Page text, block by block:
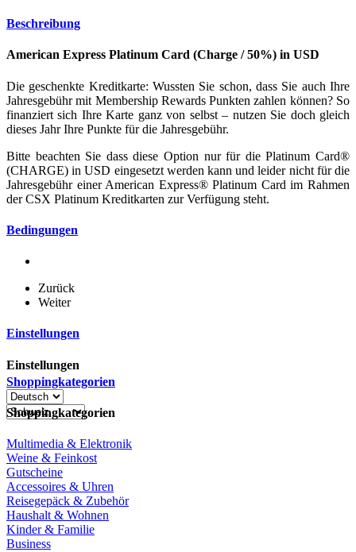
Beschreibung
American Express Platinum Card (Charge / 50%) in USD
Die geschenkte Kreditkarte: Wussten Sie schon, dass Sie auch Ihre
Jahresgebühr mit Membership Rewards Punkten zahlen können? So
finanziert sich Ihre Karte ganz von selbst – nutzen Sie doch gleich
dieses Jahr Ihre Punkte für die Jahresgebühr.
Bitte beachten Sie dass diese Option nur für die Platinum Card®
(CHARGE) in USD eingesetzt werden kann und leider nicht für die
Jahresgebühr einer American Express® Platinum Card im Rahmen
der CSX Platinum Kreditkarten zur Verfügung steht.
Bedingungen
Zurück
Weiter
Einstellungen
Einstellungen
Shoppingkategorien
Shoppingkategorien
Multimedia & Elektronik
Weine & Feinkost
Gutscheine
Accessoires & Uhren
Reisegepäck & Zubehör
Haushalt & Wohnen
Kinder & Familie
Business